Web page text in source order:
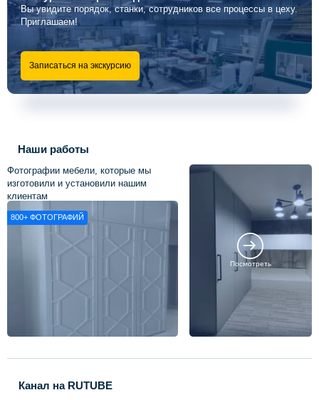
Вы увидите порядок, станки, сотрудников все процессы в цеху.
Приглашаем!
Записаться на экскурсию
Наши работы
Фотографии мебели, которые мы
изготовили и установили нашим
клиентам
800+ ФОТОГРАФИЙ
Посмотреть
Канал на RUTUBE